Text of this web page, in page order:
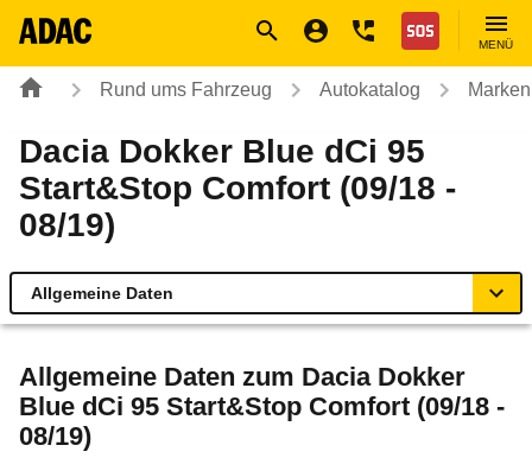
Nothilfe
MENÜ
Rund ums Fahrzeug Autokatalog
Dacia Dokker Blue dCi 95
Start&Stop Comfort (09/18 -
08/19)
Allgemeine Daten
Technische Daten
Allgemeine Daten zum Dacia Dokker
Blue dCi 95 Start&Stop Comfort (09/18 -
08/19)